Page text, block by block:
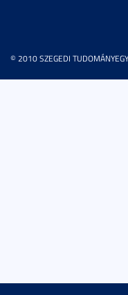
© 2010 SZEGEDI